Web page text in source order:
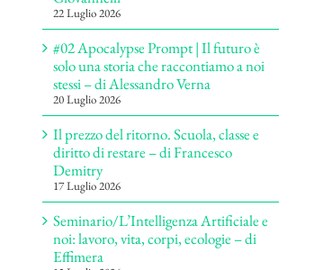
22 Luglio 2026
#02 Apocalypse Prompt | Il futuro è
solo una storia che raccontiamo a noi
stessi – di Alessandro Verna
20 Luglio 2026
Il prezzo del ritorno. Scuola, classe e
diritto di restare – di Francesco
Demitry
17 Luglio 2026
Seminario/L’Intelligenza Artificiale e
noi: lavoro, vita, corpi, ecologie – di
Effimera